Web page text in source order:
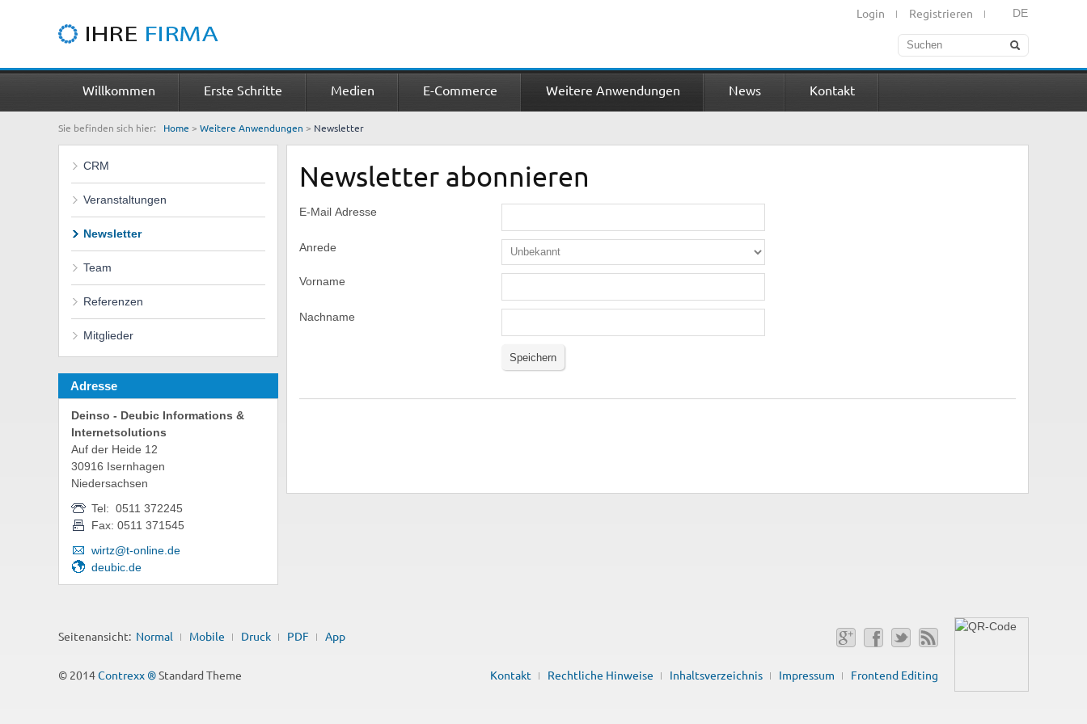
DE
Login Registrieren
Willkommen Erste Schritte Medien E-Commerce Weitere Anwendungen News Kontakt
Sie befinden sich hier: Home > Weitere Anwendungen > Newsletter
CRM
Veranstaltungen
Newsletter
Team
Referenzen
Mitglieder
Adresse
Deinso - Deubic Informations &
Internetsolutions
Auf der Heide 12
30916 Isernhagen
Niedersachsen
Tel: 0511 372245
Fax: 0511 371545
wirtz@t-online.de
deubic.de
Newsletter abonnieren
E-Mail Adresse
Anrede
Vorname
Nachname
Seitenansicht: Normal Mobile Druck PDF App
© 2014Contrexx ®Standard Theme Kontakt Rechtliche Hinweise Inhaltsverzeichnis Impressum Frontend Editing